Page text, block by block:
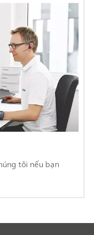
tôi nếu bạn